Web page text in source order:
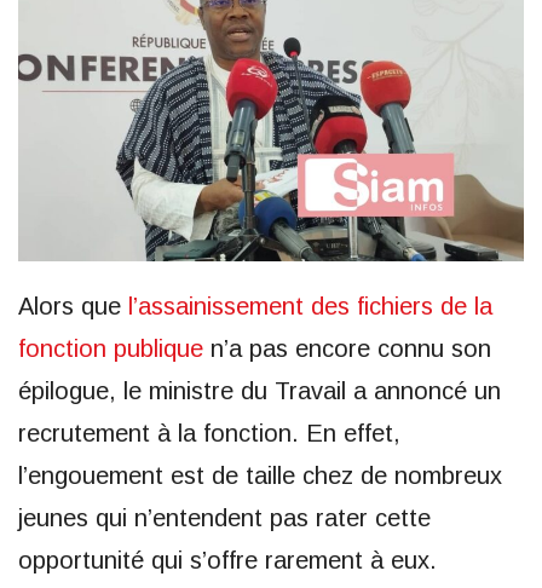
Alors que l’assainissement des fichiers de la
fonction publique n’a pas encore connu son
épilogue, le ministre du Travail a annoncé un
recrutement à la fonction. En effet,
l’engouement est de taille chez de nombreux
jeunes qui n’entendent pas rater cette
opportunité qui s’offre rarement à eux.